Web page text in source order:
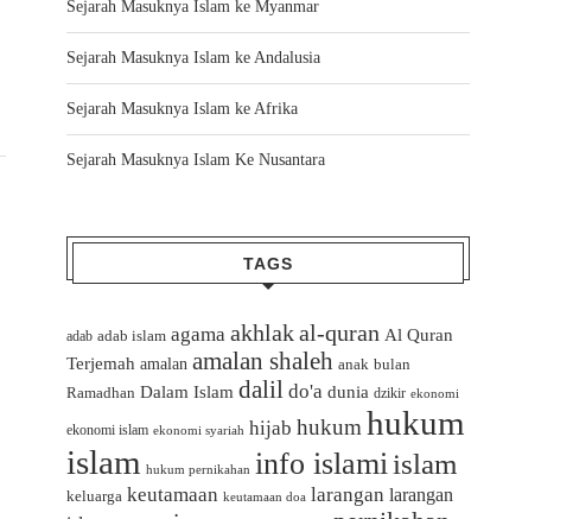
Sejarah Masuknya Islam ke Myanmar
Sejarah Masuknya Islam ke Andalusia
Sejarah Masuknya Islam ke Afrika
Sejarah Masuknya Islam Ke Nusantara
TAGS
adab adab islam agama akhlakal-quran Al Quran
Terjemah amalan amalan shaleh anak bulan
Ramadhan Dalam Islam dalil do'a dunia dzikir ekonomi
ekonomi islam ekonomi syariah hijab hukum hukum
islam hukum pernikahan info islamiislam
keluarga keutamaan keutamaan doa larangan larangan